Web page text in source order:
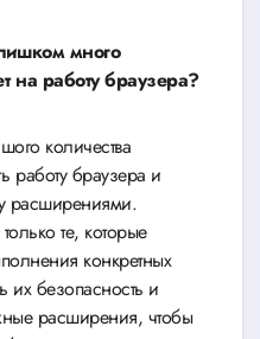
много
на работу браузера?
количества
работу браузера и
расширениями.
те, которые
конкретных
их безопасность и
расширения, чтобы